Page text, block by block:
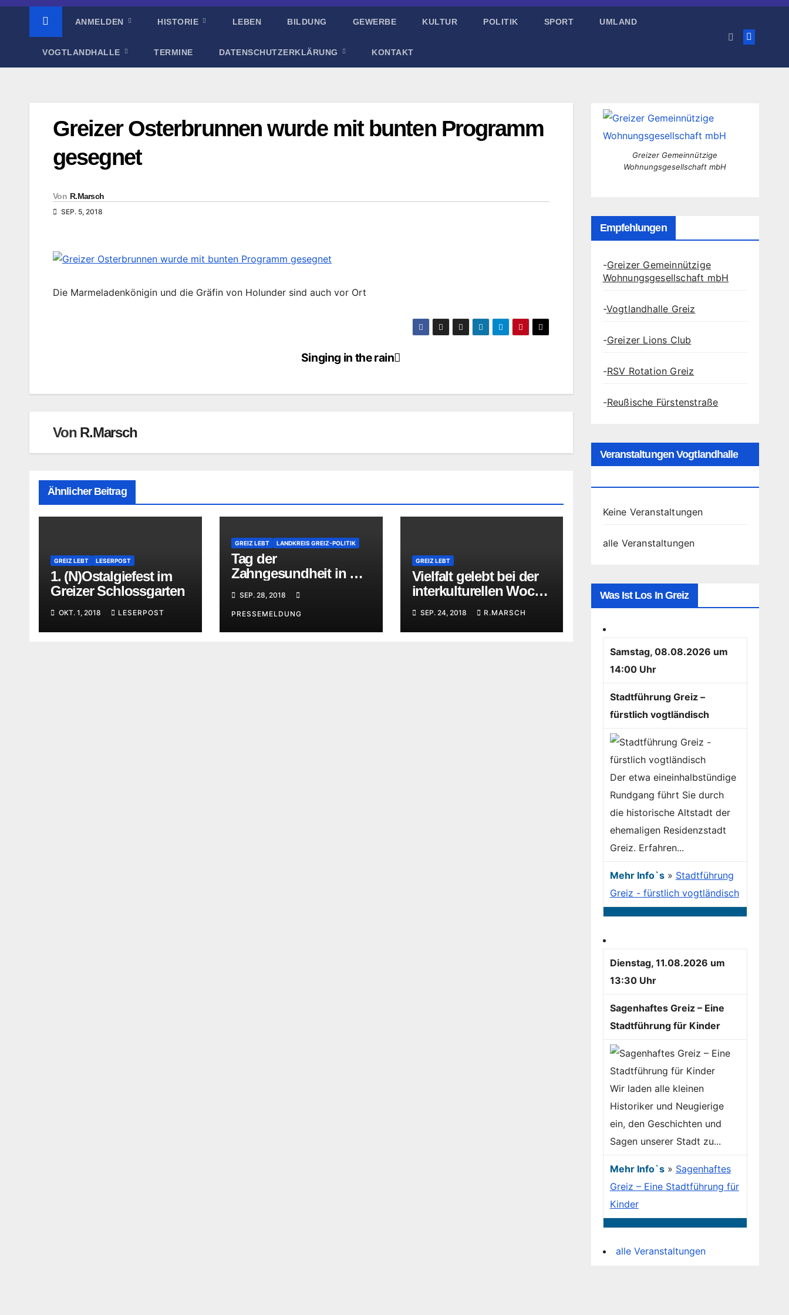
ANMELDEN HISTORIE LEBEN BILDUNG GEWERBE KULTUR POLITIK SPORT UMLAND
VOGTLANDHALLE TERMINE DATENSCHUTZERKLÄRUNG KONTAKT
Greizer Osterbrunnen wurde mit bunten Programm
gesegnet
Von R.Marsch
SEP. 5, 2018
Die Marmeladenkönigin und die Gräfin von Holunder sind auch vor Ort
Singing in the rain
Von R.Marsch
Ähnlicher Beitrag
GREIZ LEBT LESERPOST
1. (N)Ostalgiefest im
Greizer Schlossgarten
OKT. 1, 2018 LESERPOST
GREIZ LEBT LANDKREIS GREIZ-POLITIK
Tag der
Zahngesundheit in der
Greiz
SEP. 28, 2018
PRESSEMELDUNG
GREIZ LEBT
Vielfalt gelebt bei der
interkulturellen Woche
SEP. 24, 2018 R.MARSCH
Greizer Gemeinnützige
Wohnungsgesellschaft mbH
Empfehlungen
-Greizer Gemeinnützige
Wohnungsgesellschaft mbH
-Vogtlandhalle Greiz
-Greizer Lions Club
-RSV Rotation Greiz
-Reußische Fürstenstraße
Veranstaltungen Vogtlandhalle
Keine Veranstaltungen
alle Veranstaltungen
Was Ist Los In Greiz
Samstag, 08.08.2026 um
14:00 Uhr
Stadtführung Greiz –
fürstlich vogtländisch
Der etwa eineinhalbstündige
Rundgang führt Sie durch
die historische Altstadt der
ehemaligen Residenzstadt
Greiz. Erfahren...
Mehr Info`s» Stadtführung
Greiz - fürstlich vogtländisch
Dienstag, 11.08.2026 um
13:30 Uhr
Sagenhaftes Greiz – Eine
Stadtführung für Kinder
Wir laden alle kleinen
Historiker und Neugierige
ein, den Geschichten und
Sagen unserer Stadt zu...
Mehr Info`s» Sagenhaftes
Greiz – Eine Stadtführung für
Kinder
alle Veranstaltungen